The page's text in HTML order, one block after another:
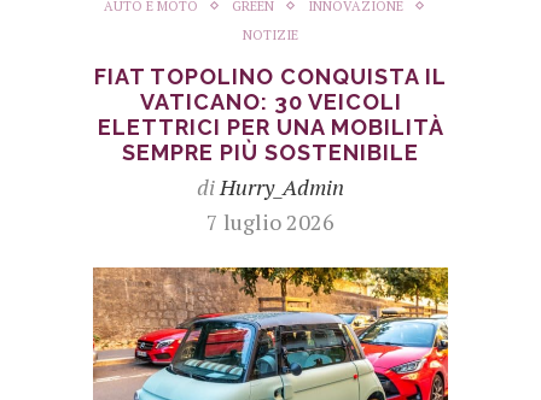
AUTO E MOTO GREEN
INNOVAZIONE
NOTIZIE
FIAT TOPOLINO CONQUISTA IL
VATICANO: 30 VEICOLI
ELETTRICI PER UNA MOBILITÀ
SEMPRE PIÙ SOSTENIBILE
diHurry_Admin
7 luglio 2026